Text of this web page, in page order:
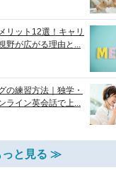
リット12選！キャリ
野が広がる理由と...
の練習方法｜独学・
ライン英会話で上...
っと見る ≫